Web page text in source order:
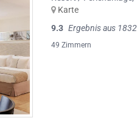
Karte
9.3 Ergebnis aus
49 Zimmern